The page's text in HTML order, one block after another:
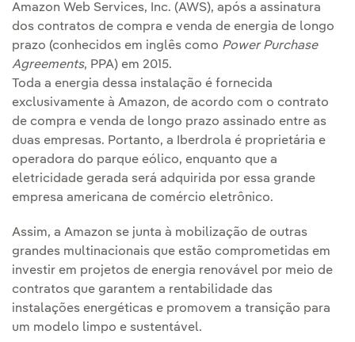
Amazon Web Services, Inc. (AWS), após a assinatura
dos contratos de compra e venda de energia de longo
prazo (conhecidos em inglês como Power Purchase
Agreements, PPA) em 2015.
Toda a energia dessa instalação é fornecida
exclusivamente à Amazon, de acordo com o contrato
de compra e venda de longo prazo assinado entre as
duas empresas. Portanto, a Iberdrola é proprietária e
operadora do parque eólico, enquanto que a
eletricidade gerada será adquirida por essa grande
empresa americana de comércio eletrônico.
Assim, a Amazon se junta à mobilização de outras
grandes multinacionais que estão comprometidas em
investir em projetos de energia renovável por meio de
contratos que garantem a rentabilidade das
instalações energéticas e promovem a transição para
um modelo limpo e sustentável.